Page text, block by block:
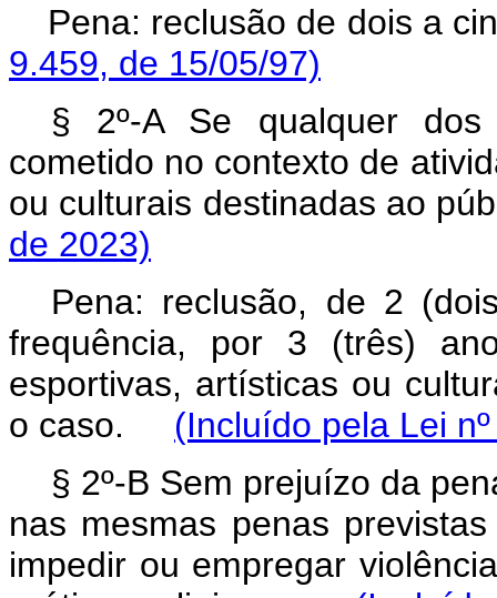
Pena: reclusão de dois a
9.459, de 15/05/97)
§ 2º-A Se qualquer
cometido no contexto de
ou culturais destinadas ao
de 2023)
Pena: reclusão, de 2
frequência, por 3 (três)
esportivas, artísticas ou
o caso. (Incluído pela Lei
§ 2º-B Sem prejuízo da
nas mesmas penas
impedir ou empregar